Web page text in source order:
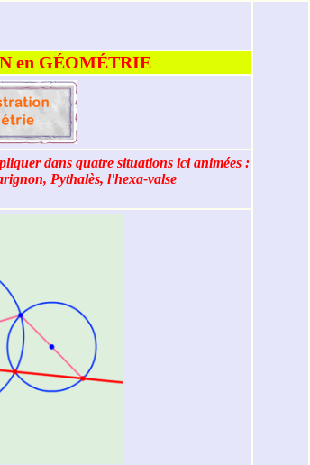
en GÉOMÉTRIE
dans quatre situations ici animées :
Pythalès, l'hexa-valse